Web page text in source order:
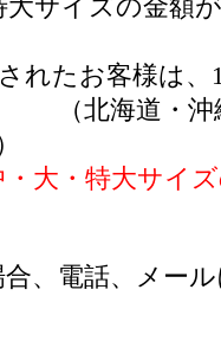
サイズの金額
れたお客様は、
（北海道・沖
大・特大サイ
、電話、メー